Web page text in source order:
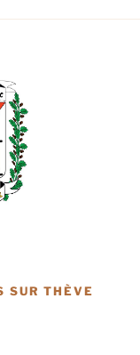
SUR THÈVE